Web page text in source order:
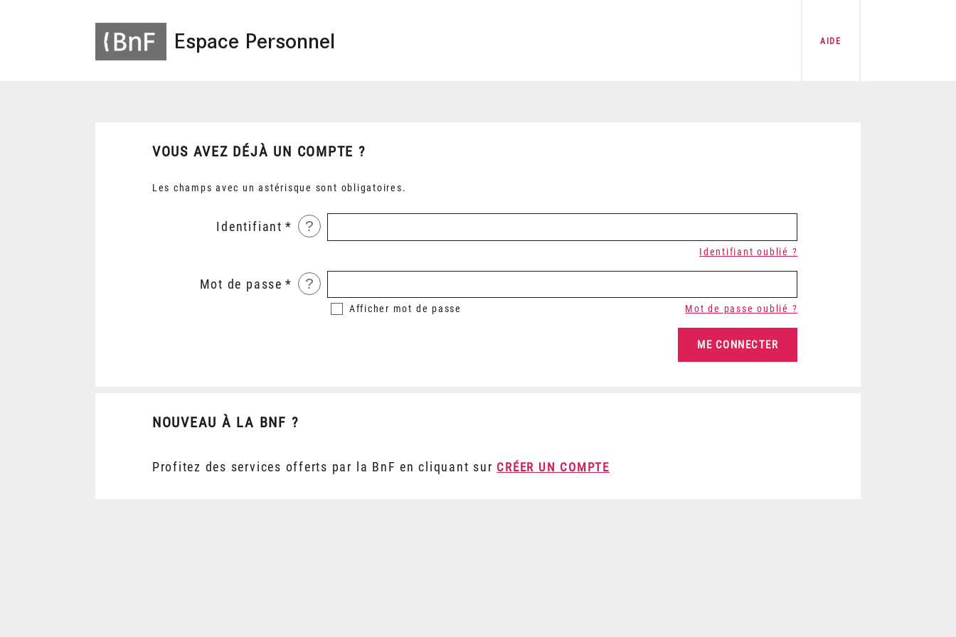
Espace Personnel AIDE
VOUS AVEZ DÉJÀ UN COMPTE ?
Les champs avec un astérisque sont obligatoires.
Identifiant ?
Identifiant oublié ?
Mot de passe ?
Afficher mot de passe Mot de passe oublié ?
NOUVEAU À LA BNF ?
Profitez des services offerts par la BnF en cliquant sur CRÉER UN COMPTE